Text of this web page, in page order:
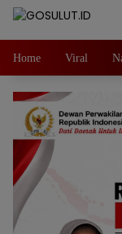
Home Viral